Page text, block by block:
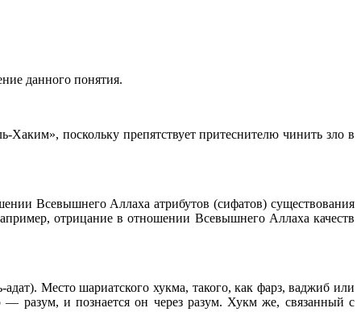
данного понятия.
Хаким», поскольку препятствует притеснителю чинить зло в
Всевышнего Аллаха атрибутов (сифатов) существования
отрицание в отношении Всевышнего Аллаха качеств
Место шариатского хукма, такого, как фарз, ваджиб или
— разум, и познается он через разум. Хукм же, связанный с